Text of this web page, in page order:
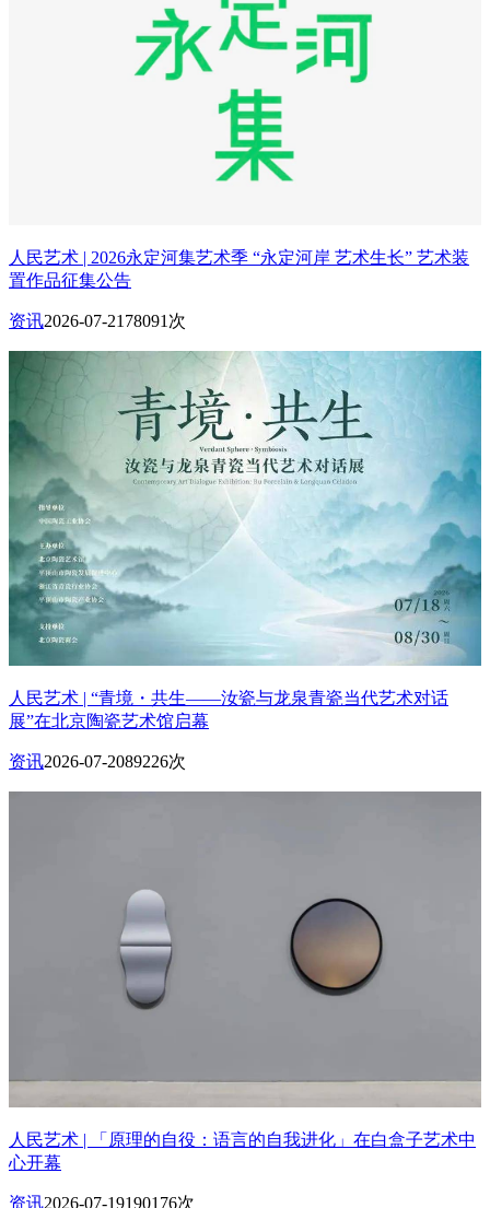
人民艺术 | 2026永定河集艺术季 “永定河岸 艺术生长” 艺术装
置作品征集公告
资讯2026-07-21 78091次
人民艺术 | “青境・共生——汝瓷与龙泉青瓷当代艺术对话
展”在北京陶瓷艺术馆启幕
资讯2026-07-2089226次
人民艺术 | 「原理的自役：语言的自我进化」在白盒子艺术中
心开幕
资讯2026-07-19190176次